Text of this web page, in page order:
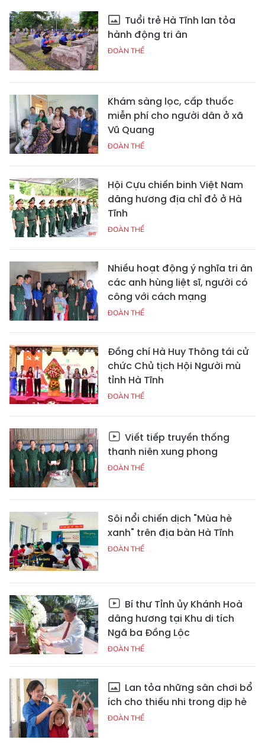
Tuổi trẻ Hà Tĩnh lan tỏa
hành động tri ân
ĐOÀN THỂ
Khám sàng lọc, cấp thuốc
miễn phí cho người dân ở xã
Vũ Quang
ĐOÀN THỂ
Hội Cựu chiến binh Việt Nam
dâng hương địa chỉ đỏ ở Hà
Tĩnh
ĐOÀN THỂ
Nhiều hoạt động ý nghĩa tri ân
các anh hùng liệt sĩ, người có
công với cách mạng
ĐOÀN THỂ
Đồng chí Hà Huy Thông tái cử
chức Chủ tịch Hội Người mù
tỉnh Hà Tĩnh
ĐOÀN THỂ
Viết tiếp truyền thống
thanh niên xung phong
ĐOÀN THỂ
Sôi nổi chiến dịch "Mùa hè
xanh" trên địa bàn Hà Tĩnh
ĐOÀN THỂ
Bí thư Tỉnh ủy Khánh Hoà
dâng hương tại Khu di tích
Ngã ba Đồng Lộc
ĐOÀN THỂ
Lan tỏa những sân chơi bổ
ích cho thiếu nhi trong dịp hè
ĐOÀN THỂ